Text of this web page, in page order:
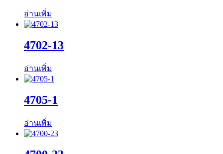
อ่านเพิ่ม
4702-13
อ่านเพิ่ม
4705-1
อ่านเพิ่ม